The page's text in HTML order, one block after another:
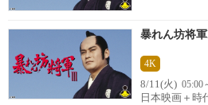
暴れん坊将
4K
8/11(火) 05:00
日本映画＋時